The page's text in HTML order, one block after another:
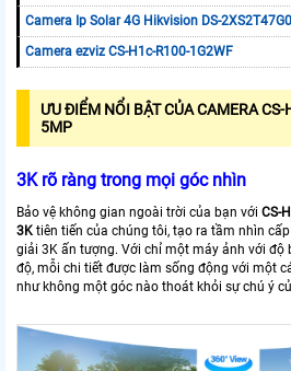
Camera Ip Solar 4G Hikvision DS-
Camera ezviz CS-H1c-R100-1G2WF
ƯU ĐIỂM NỔI BẬT CỦA CAMERA
5MP
3K rõ ràng trong mọi góc nhìn
Bảo vệ không gian ngoài trời của bạn với CS-
3K tiên tiến của chúng tôi, tạo ra tầm nhìn
giải 3K ấn tượng. Với chỉ một máy ảnh với độ
độ, mỗi chi tiết được làm sống động với một
như không một góc nào thoát khỏi sự chú ý